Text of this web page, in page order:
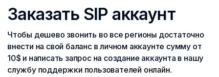
Заказать SIP аккаунт
Чтобы дешево звонить во все регионы достаточно
внести на свой баланс в личном аккаунте сумму от
10$ и написать запрос на создание аккаунта в нашу
службу поддержки пользователей онлайн.